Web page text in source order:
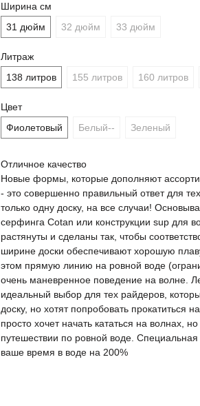
Ширина см
31 дюйм
32 дюйм 33 дюйм
Литраж
138 литров
155 литров 160 литров
Цвет
Фиолетовый
Белый-- Зеленый
Отличное качество
Новые формы, которые дополняют
- это совершенно правильный ответ для
только одну доску, на все случаи!
серфинга Cotan или конструкции sup для
растянуты и сделаны так, чтобы
ширине доски обеспечивают хорошую
этом прямую линию на ровной воде
очень маневренное поведение на волне.
идеальный выбор для тех райдеров,
доску, но хотят попробовать прокатиться
просто хочет начать кататься на волнах,
путешествии по ровной воде.
ваше время в воде на 200%